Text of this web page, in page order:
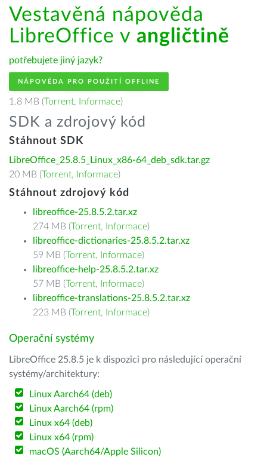
Vestavěná nápověda
LibreOffice v angličtině
potřebujete jiný jazyk?
NÁPOVĚDA PRO POUŽITÍ OFFLINE
1.8 MB (Torrent, Informace)
SDK a zdrojový kód
Stáhnout SDK
LibreOffice_25.8.5_Linux_x86-64_deb_sdk.tar.gz
20 MB (Torrent, Informace)
Stáhnout zdrojový kód
libreoffice-25.8.5.2.tar.xz
274 MB (Torrent, Informace)
libreoffice-dictionaries-25.8.5.2.tar.xz
59 MB (Torrent, Informace)
libreoffice-help-25.8.5.2.tar.xz
57 MB (Torrent, Informace)
libreoffice-translations-25.8.5.2.tar.xz
223 MB (Torrent, Informace)
Operační systémy
LibreOffice 25.8.5 je k dispozici pro následující operační
systémy/architektury:
Linux Aarch64 (deb)
Linux Aarch64 (rpm)
Linux x64 (deb)
Linux x64 (rpm)
macOS (Aarch64/Apple Silicon)